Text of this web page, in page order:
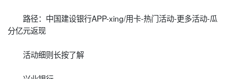
路径：中国建设银行APP-xing/用卡-热门活动-更多活动-瓜
分亿元返现
活动细则长按了解